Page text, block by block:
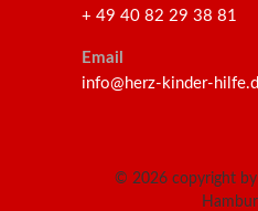
+ 49 40 82 29 38 81
Email
info@herz-kinder-
© 2026 copyright